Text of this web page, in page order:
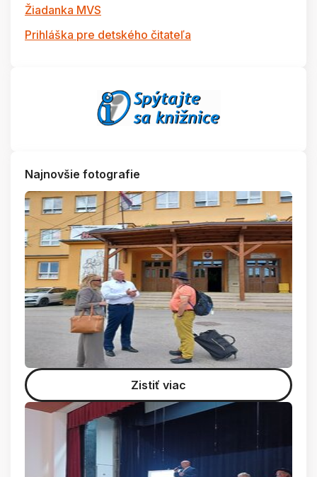
Žiadanka MVS
Prihláška pre detského čitateľa
Najnovšie fotografie
Zistiť viac